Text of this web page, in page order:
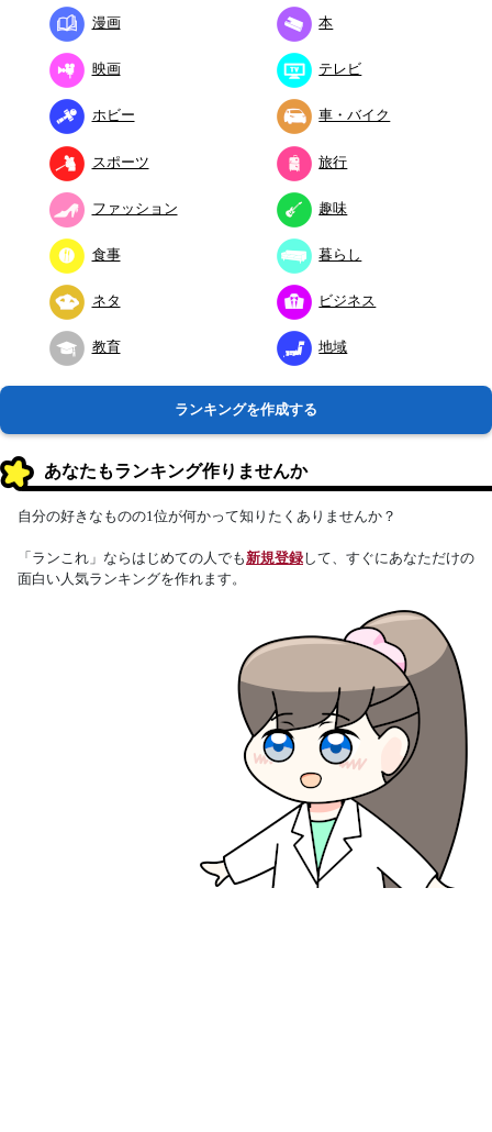
漫画 本
映画 テレビ
ホビー 車・バイク
スポーツ 旅行
ファッション 趣味
食事 暮らし
ネタ ビジネス
教育 地域
ランキングを作成する
あなたもランキング作りませんか
自分の好きなものの1位が何かって知りたくありませんか？
「ランこれ」ならはじめての人でも新規登録して、すぐにあなただけの
面白い人気ランキングを作れます。